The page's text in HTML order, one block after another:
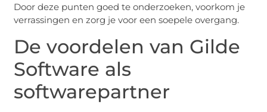
Door deze punten goed te onderzoeken, voorkom je
verrassingen en zorg je voor een soepele overgang.
De voordelen van Gilde
Software als
softwarepartner